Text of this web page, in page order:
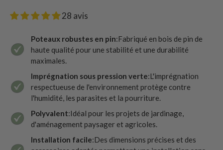
28 avis
Poteaux robustes en pin:Fabriqué en bois de pin de
haute qualité pour une stabilité et une durabilité
maximales.
Imprégnation sous pression verte:L'imprégnation
respectueuse de l'environnement protège contre
l'humidité, les parasites et la pourriture.
Polyvalent:Idéal pour les projets de jardinage,
d'aménagement paysager et agricoles.
Installation facile:Des dimensions précises et des